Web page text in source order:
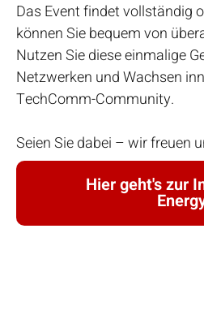
Das Event findet vollständig
können Sie bequem von
Nutzen Sie diese einmalige
Netzwerken und Wachsen
TechComm-Community.
Seien Sie dabei – wir freuen
Hier geht's zur